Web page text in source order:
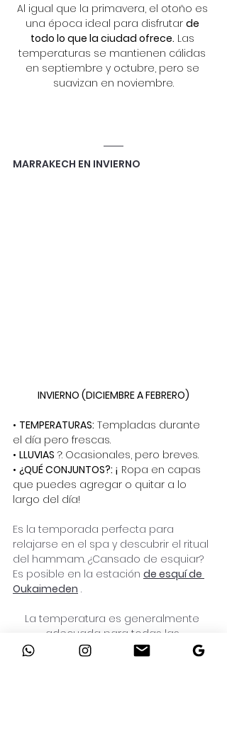
Al igual que la primavera, el otoño es
una época ideal para disfrutar de
todo lo que la ciudad ofrece. Las
temperaturas se mantienen cálidas
en septiembre y octubre, pero se
suavizan en noviembre.
MARRAKECH EN INVIERNO
INVIERNO (DICIEMBRE A FEBRERO)
• TEMPERATURAS: Templadas durante
el día pero frescas.
• LLUVIAS ?: Ocasionales, pero breves.
• ¿QUÉ CONJUNTOS?: ¡ Ropa en capas
que puedes agregar o quitar a lo
largo del día!
Es la temporada perfecta para
relajarse en el spa y descubrir el ritual
del hammam. ¿Cansado de esquiar?
Es posible en la estación de esquí de
Oukaimeden .
La temperatura es generalmente
adecuada para todas las
atracciones de Marrakech... excepto la